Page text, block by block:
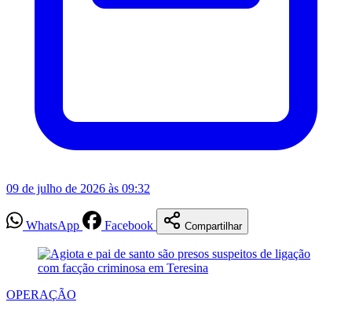
09 de julho de 2026 às 09:32
WhatsApp Facebook Compartilhar
OPERAÇÃO